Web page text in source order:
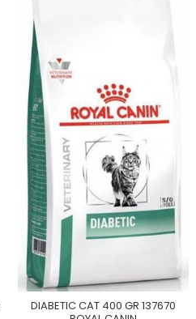
DIABETIC CAT 400 GR 137670